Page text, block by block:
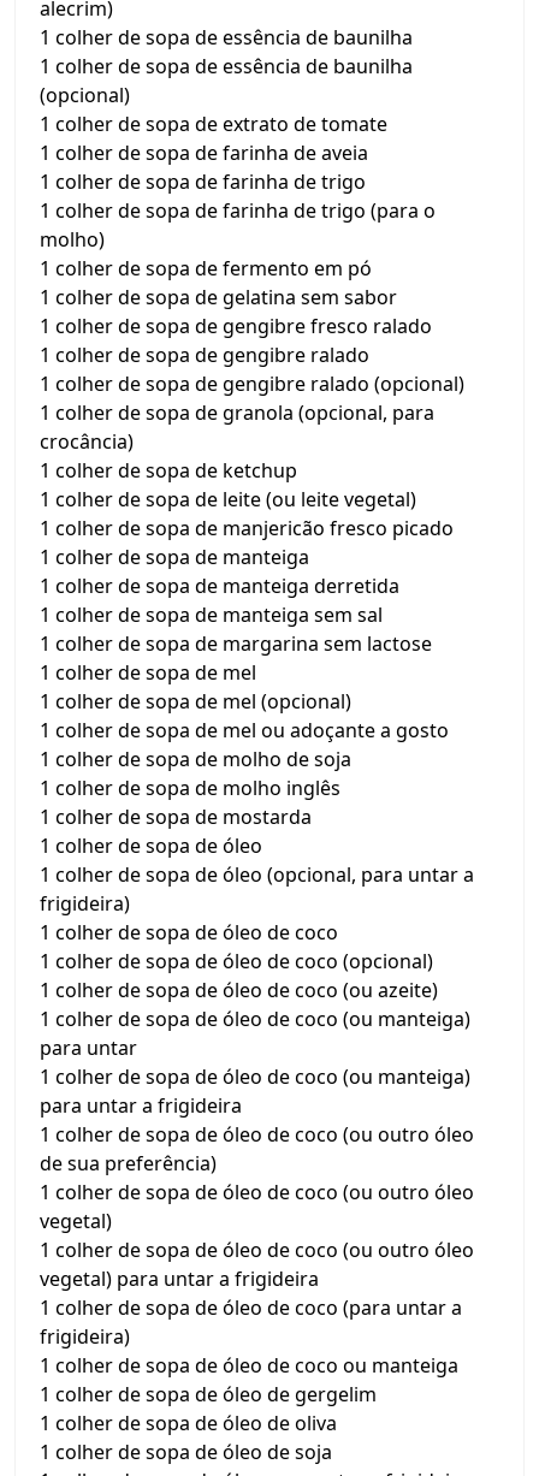
alecrim)
1 colher de sopa de essência de baunilha
1 colher de sopa de essência de baunilha
(opcional)
1 colher de sopa de extrato de tomate
1 colher de sopa de farinha de aveia
1 colher de sopa de farinha de trigo
1 colher de sopa de farinha de trigo (para o
molho)
1 colher de sopa de fermento em pó
1 colher de sopa de gelatina sem sabor
1 colher de sopa de gengibre fresco ralado
1 colher de sopa de gengibre ralado
1 colher de sopa de gengibre ralado (opcional)
1 colher de sopa de granola (opcional, para
crocância)
1 colher de sopa de ketchup
1 colher de sopa de leite (ou leite vegetal)
1 colher de sopa de manjericão fresco picado
1 colher de sopa de manteiga
1 colher de sopa de manteiga derretida
1 colher de sopa de manteiga sem sal
1 colher de sopa de margarina sem lactose
1 colher de sopa de mel
1 colher de sopa de mel (opcional)
1 colher de sopa de mel ou adoçante a gosto
1 colher de sopa de molho de soja
1 colher de sopa de molho inglês
1 colher de sopa de mostarda
1 colher de sopa de óleo
1 colher de sopa de óleo (opcional, para untar a
frigideira)
1 colher de sopa de óleo de coco
1 colher de sopa de óleo de coco (opcional)
1 colher de sopa de óleo de coco (ou azeite)
1 colher de sopa de óleo de coco (ou manteiga)
para untar
1 colher de sopa de óleo de coco (ou manteiga)
para untar a frigideira
1 colher de sopa de óleo de coco (ou outro óleo
de sua preferência)
1 colher de sopa de óleo de coco (ou outro óleo
vegetal)
1 colher de sopa de óleo de coco (ou outro óleo
vegetal) para untar a frigideira
1 colher de sopa de óleo de coco (para untar a
frigideira)
1 colher de sopa de óleo de coco ou manteiga
1 colher de sopa de óleo de gergelim
1 colher de sopa de óleo de oliva
1 colher de sopa de óleo de soja